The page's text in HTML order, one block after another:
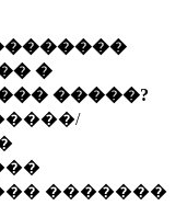
�
�����?
�������